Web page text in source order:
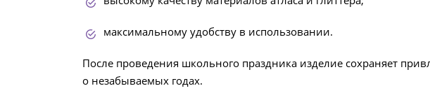
максимальному удобству в использовании.
После проведения школьного праздника изделие сохраняет
о незабываемых годах.